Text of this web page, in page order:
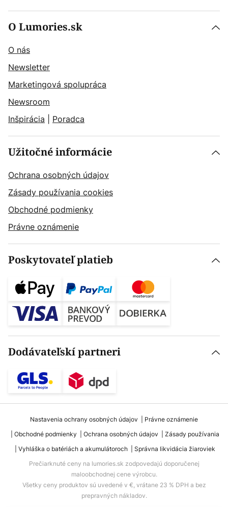
O Lumories.sk
O nás
Newsletter
Marketingová spolupráca
Newsroom
Inšpirácia
Poradca
Užitočné informácie
Ochrana osobných údajov
Zásady používania cookies
Obchodné podmienky
Právne oznámenie
Poskytovateľ platieb
Dodávateľskí partneri
Nastavenia ochrany osobných údajov
Právne oznámenie
Obchodné podmienky
Ochrana osobných údajov
Zásady používania
Vyhláška o batériách a akumulátoroch
Správna likvidácia žiaroviek
Prečiarknuté ceny na lumories.sk zodpovedajú doporučenej
maloobchodnej cene výrobcu.
Všetky ceny produktov sú uvedené v €, vrátane 23 % DPH a bez
prepravných nákladov.